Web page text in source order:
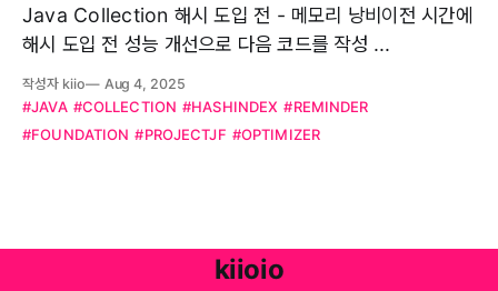
Java Collection 해시 도입 전 - 메모리 낭비이전 시간에
해시 도입 전 성능 개선으로 다음 코드를 작성 ...
작성자 kiio Aug 4, 2025
#JAVA #COLLECTION #HASHINDEX #REMINDER
#FOUNDATION #PROJECTJF #OPTIMIZER
kiioio